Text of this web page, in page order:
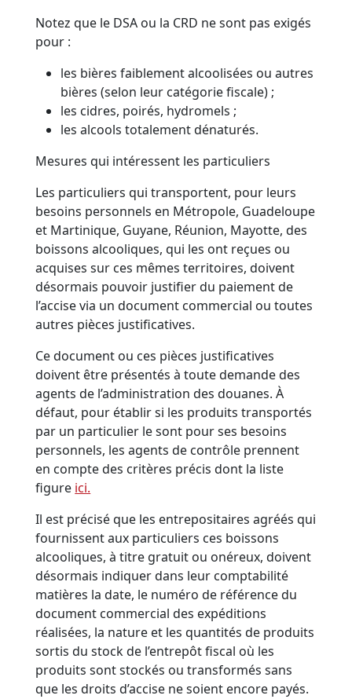
Notez que le DSA ou la CRD ne sont pas exigés
pour :
les bières faiblement alcoolisées ou autres
bières (selon leur catégorie fiscale) ;
les cidres, poirés, hydromels ;
les alcools totalement dénaturés.
Mesures qui intéressent les particuliers
Les particuliers qui transportent, pour leurs
besoins personnels en Métropole, Guadeloupe
et Martinique, Guyane, Réunion, Mayotte, des
boissons alcooliques, qui les ont reçues ou
acquises sur ces mêmes territoires, doivent
désormais pouvoir justifier du paiement de
l’accise via un document commercial ou toutes
autres pièces justificatives.
Ce document ou ces pièces justificatives
doivent être présentés à toute demande des
agents de l’administration des douanes. À
défaut, pour établir si les produits transportés
par un particulier le sont pour ses besoins
personnels, les agents de contrôle prennent
en compte des critères précis dont la liste
figure ici.
Il est précisé que les entrepositaires agréés qui
fournissent aux particuliers ces boissons
alcooliques, à titre gratuit ou onéreux, doivent
désormais indiquer dans leur comptabilité
matières la date, le numéro de référence du
document commercial des expéditions
réalisées, la nature et les quantités de produits
sortis du stock de l’entrepôt fiscal où les
produits sont stockés ou transformés sans
que les droits d’accise ne soient encore payés.